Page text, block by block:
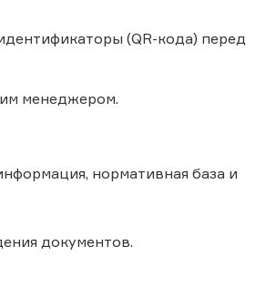
(QR-кода) перед
менеджером.
нормативная база и
документов.